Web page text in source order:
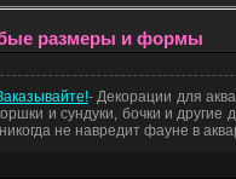
размеры и формы
- Декорации для
и сундуки, бочки и
не навредит фауне в